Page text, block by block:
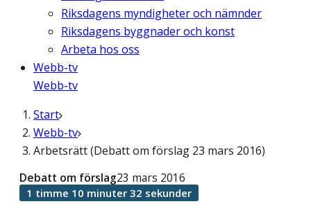
Riksdagens myndigheter och nämnder
Riksdagens byggnader och konst
Arbeta hos oss
Webb-tv
Webb-tv
Start
Webb-tv
Arbetsrätt (Debatt om förslag 23 mars 2016)
Debatt om förslag23 mars 2016
1 timme 10 minuter 32 sekunder